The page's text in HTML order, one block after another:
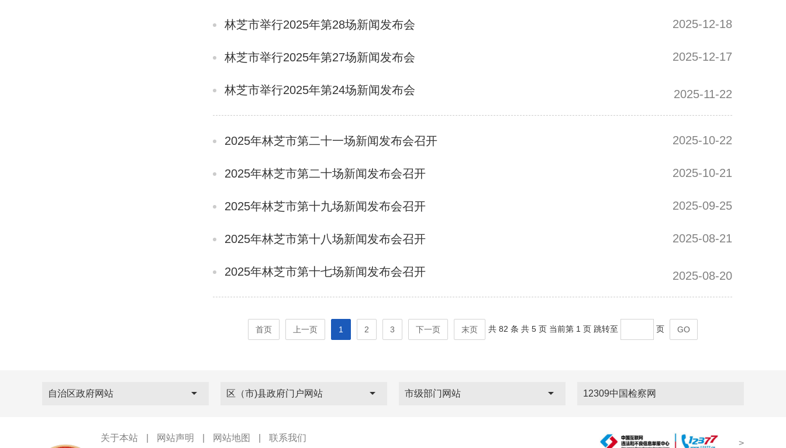
林芝市举行2025年第28场新闻发布会 2025-12-18
林芝市举行2025年第27场新闻发布会 2025-12-17
林芝市举行2025年第24场新闻发布会 2025-11-22
2025年林芝市第二十一场新闻发布会召开 2025-10-22
2025年林芝市第二十场新闻发布会召开 2025-10-21
2025年林芝市第十九场新闻发布会召开 2025-09-25
2025年林芝市第十八场新闻发布会召开 2025-08-21
2025年林芝市第十七场新闻发布会召开 2025-08-20
首页 上一页 1 2 3 下一页 末页 共 82 条 共 5 页 当前第 1 页 跳转至 页 GO
自治区政府网站 区（市)县政府门户网站 市级部门网站 12309中国检察网
关于本站 网站声明 网站地图 联系我们
>